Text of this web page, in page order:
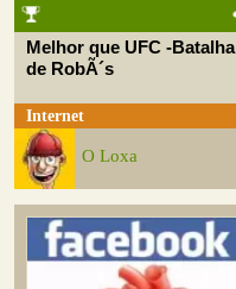
Melhor que UFC -Batalha
de RobÃ´s
Internet
O Loxa